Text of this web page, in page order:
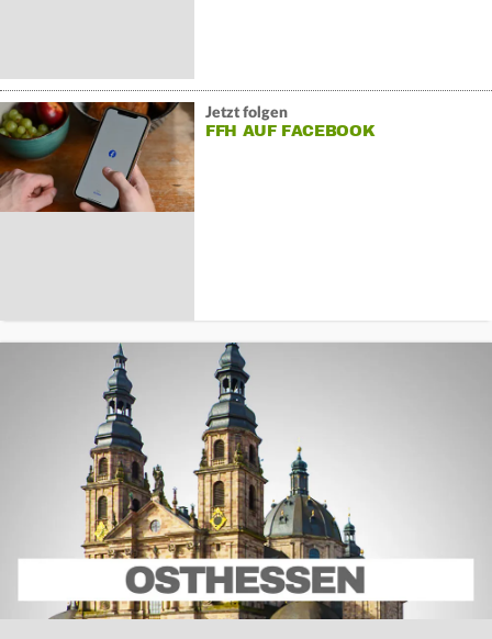
Jetzt folgen
FFH AUF FACEBOOK